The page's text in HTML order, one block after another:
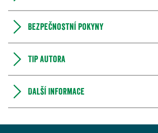
Bezpečnostní pokyny
Tip autora
Další informace